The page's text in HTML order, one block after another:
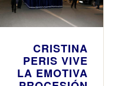
CRISTINA
PERIS VIVE
LA EMOTIVA